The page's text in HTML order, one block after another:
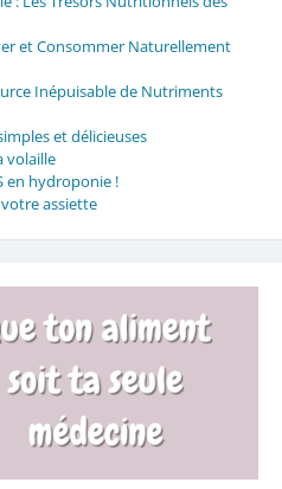
et Consommer Naturellement
Inépuisable de Nutriments
et délicieuses
volaille
en hydroponie !
assiette